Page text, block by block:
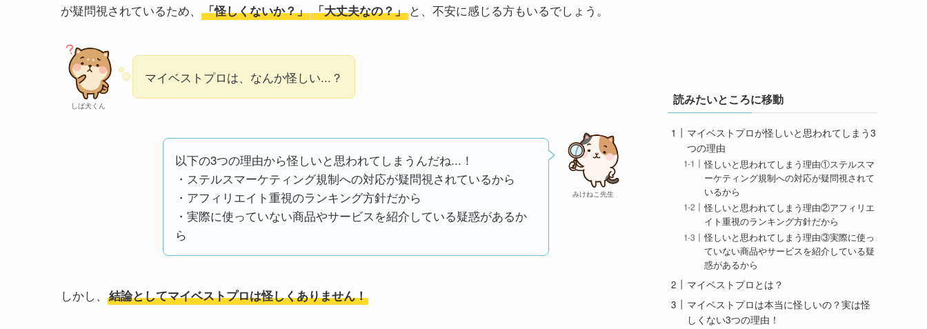
が疑問視されているため、
「怪しくないか？」 「大丈夫なの？」 と、不安に感じる方もいるでしょう。
しば犬くん
マイベストプロは、なんか怪しい...？
みけねこ先生
以下の3つの理由から怪しいと思われてしまうんだね...！
・ステルスマーケティング規制への対応が疑問視されているから
・アフィリエイト重視のランキング方針だから
・実際に使っていない商品やサービスを紹介している疑惑があるか
ら
しかし、 結論としてマイベストプロは怪しくありません！
読みたいところに移動
マイベストプロが怪しいと思われてしまう3
つの理由
怪しいと思われてしまう理由①ステルスマ
ーケティング規制への対応が疑問視されて
いるから
怪しいと思われてしまう理由②アフィリエ
イト重視のランキング方針だから
怪しいと思われてしまう理由③実際に使っ
ていない商品やサービスを紹介している疑
惑があるから
マイベストプロとは？
マイベストプロは本当に怪しいの？実は怪
しくない3つの理由！